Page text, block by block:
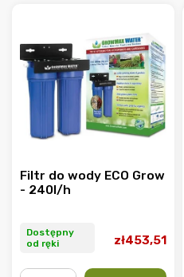
Najczęściej sprzedawane
Alfabetycznie
Filtr do wody ECO Grow
- 240l/h
Dostępny
od ręki
zł453,51